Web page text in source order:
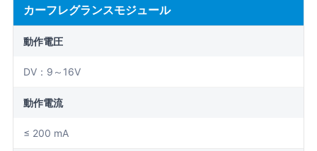
カーフレグランスモジュール
動作電圧
DV：9～16V
動作電流
≤ 200 mA